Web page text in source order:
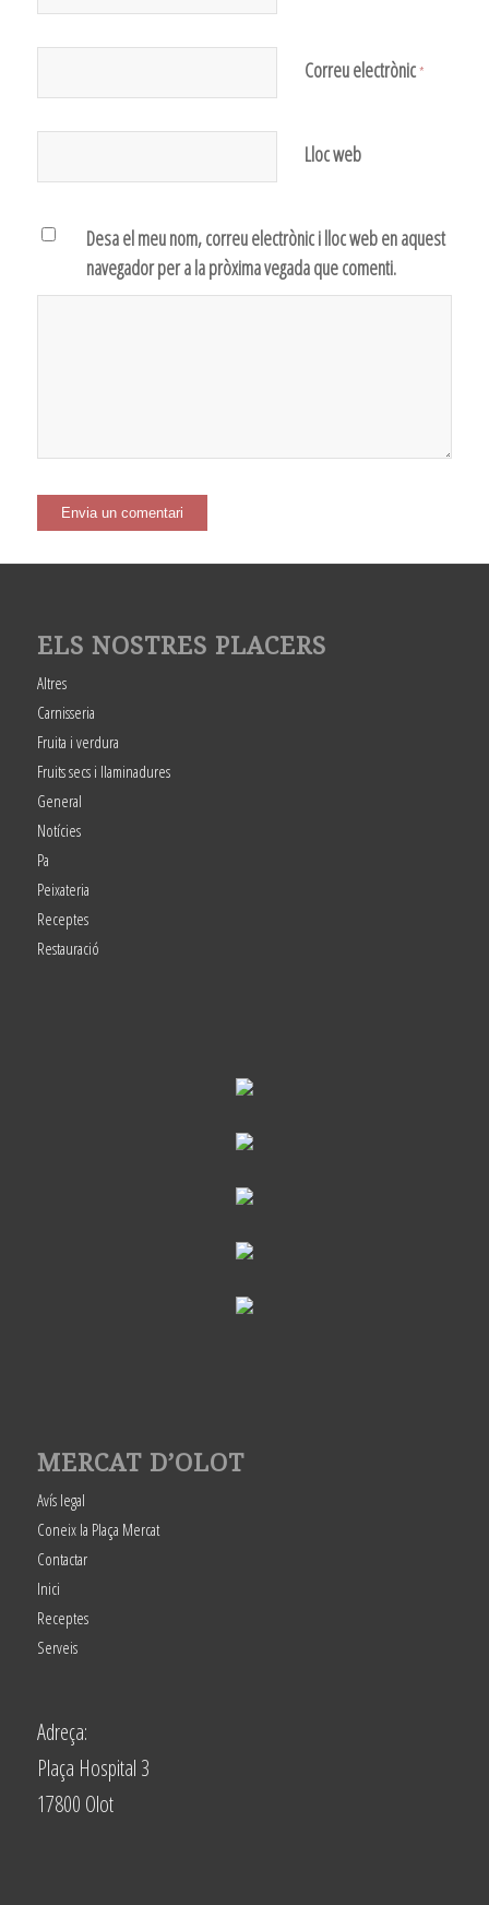
Correu electrònic*
Lloc web
Desa el meu nom, correu electrònic i lloc web en aquest
navegador per a la pròxima vegada que comenti.
ELS NOSTRES PLACERS
Altres
Carnisseria
Fruita i verdura
Fruits secs i llaminadures
General
Notícies
Pa
Peixateria
Receptes
Restauració
MERCAT D’OLOT
Avís legal
Coneix la Plaça Mercat
Contactar
Inici
Receptes
Serveis
Adreça:
Plaça Hospital 3
17800 Olot